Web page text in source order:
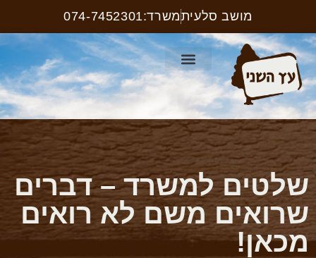
מושב סלעיתמשרד:074-7452301
שלטים למשרד – דברים
שרואים משם לא רואים
מכאן!